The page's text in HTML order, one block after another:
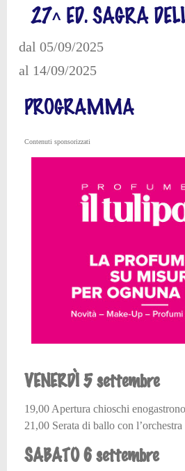
27^ ED. SAGRA
dal 05/09/2025
al 14/09/2025
PROGRAMMA
Contenuti sponsorizzati
VENERDÌ 5 settembre
19,00 Apertura chioschi
21,00 Serata di ballo con l’orchestra
SABATO 6 settembre